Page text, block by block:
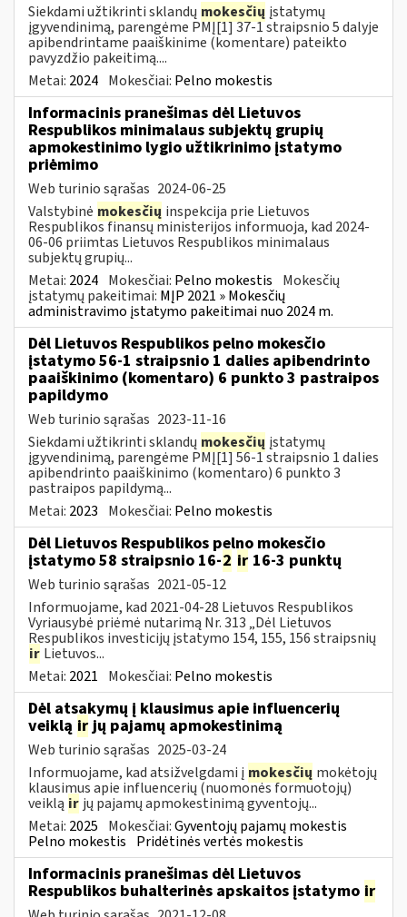
Siekdami užtikrinti sklandų mokesčių įstatymų
įgyvendinimą, parengėme PMĮ[1] 37-1 straipsnio 5 dalyje
apibendrintame paaiškinime (komentare) pateikto
pavyzdžio pakeitimą....
Metai: 2024 Mokesčiai: Pelno mokestis
Informacinis pranešimas dėl Lietuvos
Respublikos minimalaus subjektų grupių
apmokestinimo lygio užtikrinimo įstatymo
priėmimo
Web turinio sąrašas 2024-06-25
Valstybinė mokesčių inspekcija prie Lietuvos
Respublikos finansų ministerijos informuoja, kad 2024-
06-06 priimtas Lietuvos Respublikos minimalaus
subjektų grupių...
Metai: 2024 Mokesčiai: Pelno mokestis Mokesčių
įstatymų pakeitimai: MĮP 2021 » Mokesčių
administravimo įstatymo pakeitimai nuo 2024 m.
Dėl Lietuvos Respublikos pelno mokesčio
įstatymo 56-1 straipsnio 1 dalies apibendrinto
paaiškinimo (komentaro) 6 punkto 3 pastraipos
papildymo
Web turinio sąrašas 2023-11-16
Siekdami užtikrinti sklandų mokesčių įstatymų
įgyvendinimą, parengėme PMĮ[1] 56-1 straipsnio 1 dalies
apibendrinto paaiškinimo (komentaro) 6 punkto 3
pastraipos papildymą...
Metai: 2023 Mokesčiai: Pelno mokestis
Dėl Lietuvos Respublikos pelno mokesčio
įstatymo 58 straipsnio 16-2 ir 16-3 punktų
Web turinio sąrašas 2021-05-12
Informuojame, kad 2021-04-28 Lietuvos Respublikos
Vyriausybė priėmė nutarimą Nr. 313 „Dėl Lietuvos
Respublikos investicijų įstatymo 154, 155, 156 straipsnių
ir Lietuvos...
Metai: 2021 Mokesčiai: Pelno mokestis
Dėl atsakymų į klausimus apie influencerių
veiklą irjų pajamų apmokestinimą
Web turinio sąrašas 2025-03-24
Informuojame, kad atsižvelgdami į mokesčių mokėtojų
klausimus apie influencerių (nuomonės formuotojų)
veiklą ir jų pajamų apmokestinimą gyventojų...
Metai: 2025 Mokesčiai:Gyventojų pajamų mokestis
Pelno mokestis Pridėtinės vertės mokestis
Informacinis pranešimas dėl Lietuvos
Respublikos buhalterinės apskaitos įstatymo ir